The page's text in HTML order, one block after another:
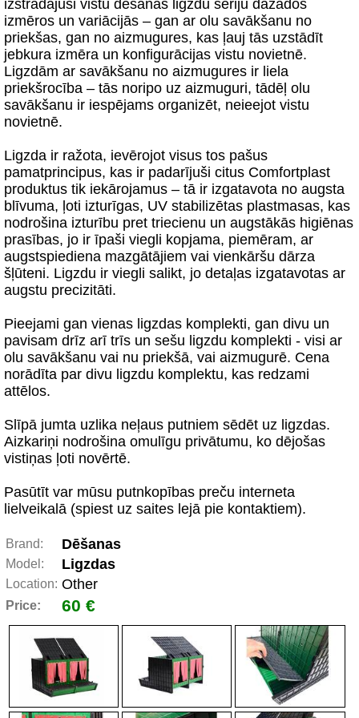
izstrādājuši vistu dēšanas ligzdu sēriju dažādos
izmēros un variācijās – gan ar olu savākšanu no
priekšas, gan no aizmugures, kas ļauj tās uzstādīt
jebkura izmēra un konfigurācijas vistu novietnē.
Ligzdām ar savākšanu no aizmugures ir liela
priekšrocība – tās noripo uz aizmuguri, tādēļ olu
savākšanu ir iespējams organizēt, neieejot vistu
novietnē.
Ligzda ir ražota, ievērojot visus tos pašus
pamatprincipus, kas ir padarījuši citus Comfortplast
produktus tik iekārojamus – tā ir izgatavota no augsta
blīvuma, ļoti izturīgas, UV stabilizētas plastmasas, kas
nodrošina izturību pret triecienu un augstākās higiēnas
prasības, jo ir īpaši viegli kopjama, piemēram, ar
augstspiediena mazgātājiem vai vienkāršu dārza
šļūteni. Ligzdu ir viegli salikt, jo detaļas izgatavotas ar
augstu precizitāti.
Pieejami gan vienas ligzdas komplekti, gan divu un
pavisam drīz arī trīs un sešu ligzdu komplekti - visi ar
olu savākšanu vai nu priekšā, vai aizmugurē. Cena
norādīta par divu ligzdu komplektu, kas redzami
attēlos.
Slīpā jumta uzlika neļaus putniem sēdēt uz ligzdas.
Aizkariņi nodrošina omulīgu privātumu, ko dējošas
vistiņas ļoti novērtē.
Pasūtīt var mūsu putnkopības preču interneta
lielveikalā (spiest uz saites lejā pie kontaktiem).
Brand: Dēšanas
Model: Ligzdas
Location: Other
Price: 60 €